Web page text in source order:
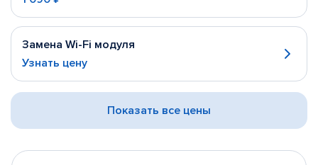
Замена Wi-Fi модуля
Узнать цену
Показать все цены